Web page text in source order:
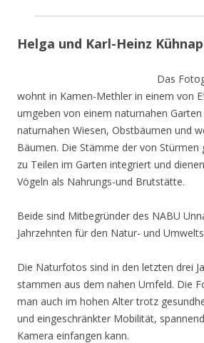
Helga und Karl-Heinz
Das
wohnt in Kamen-Methler in einem von
umgeben von einem naturnahen
naturnahen Wiesen, Obstbäumen und
Bäumen. Die Stämme der von Stürmen
zu Teilen im Garten integriert und
Vögeln als Nahrungs-und Brutstätte.
Beide sind Mitbegründer des NABU
Jahrzehnten für den Natur- und
Die Naturfotos sind in den letzten drei
stammen aus dem nahen Umfeld. Die
man auch im hohen Alter trotz
und eingeschränkter Mobilität,
Kamera einfangen kann.